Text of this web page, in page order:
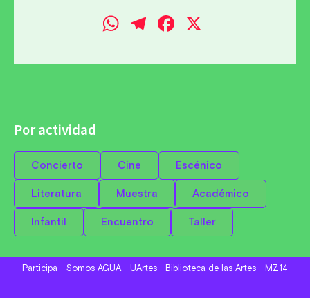
WhatsApp
Telegram
Facebook
Por actividad
Concierto Cine Escénico
Literatura Muestra Académico
Infantil Encuentro Taller
Participa Somos AGUA UArtes Biblioteca de las Artes MZ14